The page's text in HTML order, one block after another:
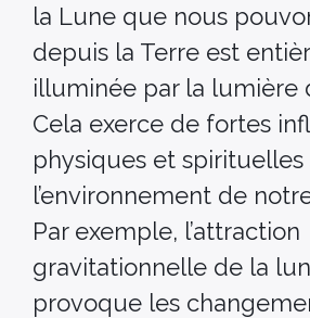
la Lune que nous
depuis la Terre est
illuminée par la lumière
Cela exerce de fortes
physiques et spirituelles
l’environnement de
Par exemple, l’attraction
gravitationnelle de la
provoque les